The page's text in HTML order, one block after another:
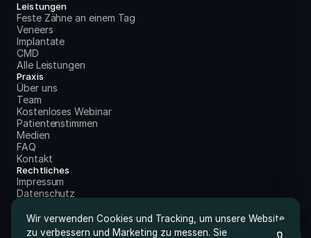
Leistungen
Feste Zähne an einem Tag
Veneers
Implantate
CMD
Alle Leistungen
Praxis
Über uns
Team
Kostenloses Webinar
Patientenstimmen
Medien
FAQ
Kontakt
Rechtliches
Impressum
Datenschutz
Wir verwenden Cookies und Tracking, um unsere Website
zu verbessern und Marketing zu messen. Sie